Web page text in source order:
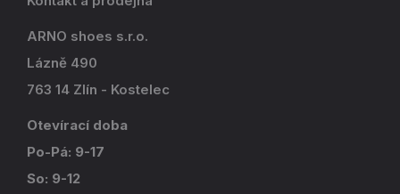
ARNO shoes s.r.o.
Lázně 490
763 14 Zlín - Kostelec
Otevírací doba
Po-Pá: 9-17
So: 9-12